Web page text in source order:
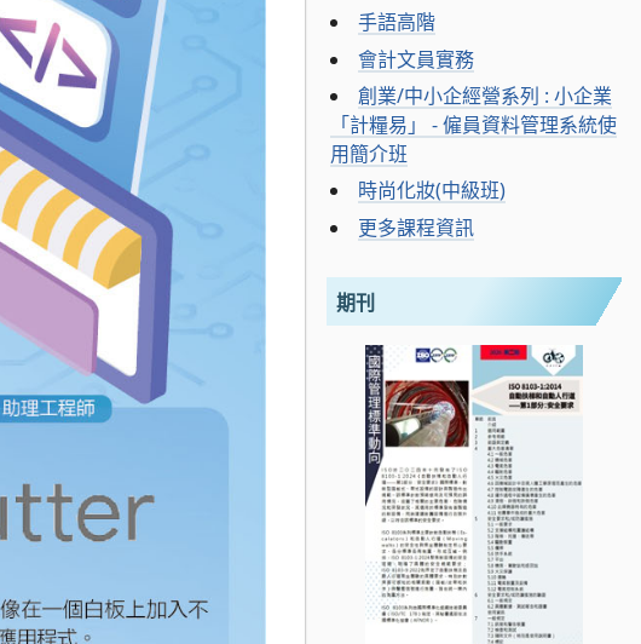
手語高階
會計文員實務
創業/中小企經營系列 : 小企業
「計糧易」 - 僱員資料管理系統使
用簡介班
時尚化妝(中級班)
更多課程資訊
期刊